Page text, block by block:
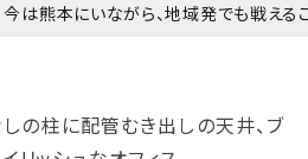
今は熊本にいながら、地域発でも戦える
の柱に配管むき出しの天井、ブ